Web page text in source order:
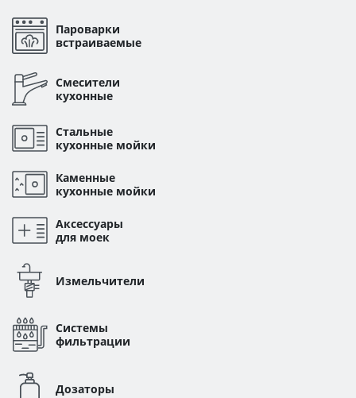
Пароварки
встраиваемые
Каменные
кухонные мойки
Стальные
кухонные мойки
Смесители
кухонные
Дозаторы
Измельчители
Системы
фильтрации
Аксессуары
для моек